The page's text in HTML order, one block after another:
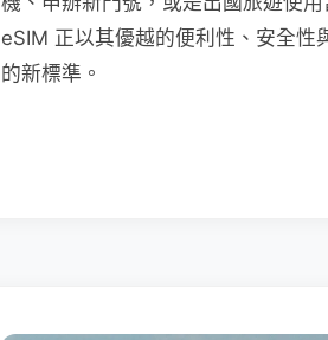
eSIM 正以其優越的便利性、安全性
的新標準。